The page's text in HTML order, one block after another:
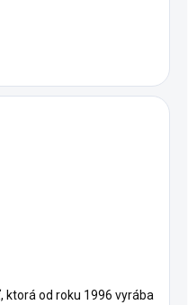
ktorá od roku 1996 vyrába